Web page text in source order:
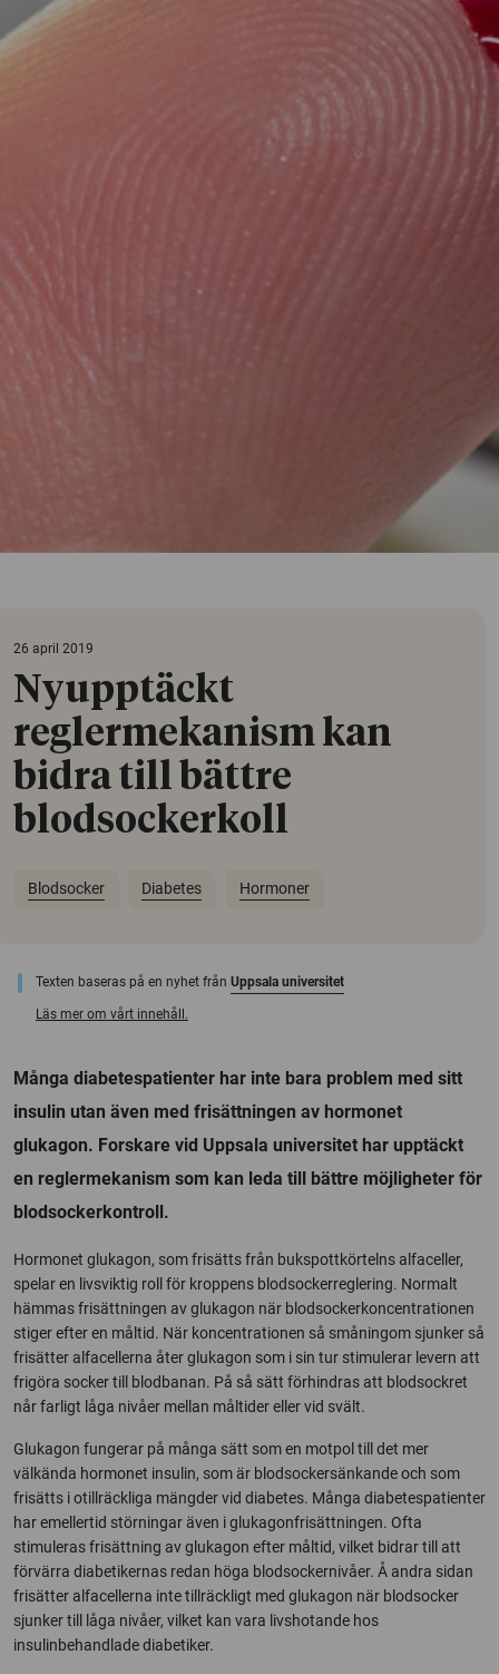
26 april 2019
Nyupptäckt
reglermekanism kan
bidra till bättre
blodsockerkoll
Blodsocker Diabetes Hormoner
Texten baseras på en nyhet från Uppsala universitet
Läs mer om vårt innehåll.
Många diabetespatienter har inte bara problem med sitt
insulin utan även med frisättningen av hormonet
glukagon. Forskare vid Uppsala universitet har upptäckt
en reglermekanism som kan leda till bättre möjligheter för
blodsockerkontroll.
Hormonet glukagon, som frisätts från bukspottkörtelns alfaceller,
spelar en livsviktig roll för kroppens blodsockerreglering. Normalt
hämmas frisättningen av glukagon när blodsockerkoncentrationen
stiger efter en måltid. När koncentrationen så småningom sjunker så
frisätter alfacellerna åter glukagon som i sin tur stimulerar levern att
frigöra socker till blodbanan. På så sätt förhindras att blodsockret
når farligt låga nivåer mellan måltider eller vid svält.
Glukagon fungerar på många sätt som en motpol till det mer
välkända hormonet insulin, som är blodsockersänkande och som
frisätts i otillräckliga mängder vid diabetes. Många diabetespatienter
har emellertid störningar även i glukagonfrisättningen. Ofta
stimuleras frisättning av glukagon efter måltid, vilket bidrar till att
förvärra diabetikernas redan höga blodsockernivåer. Å andra sidan
frisätter alfacellerna inte tillräckligt med glukagon när blodsocker
sjunker till låga nivåer, vilket kan vara livshotande hos
insulinbehandlade diabetiker.